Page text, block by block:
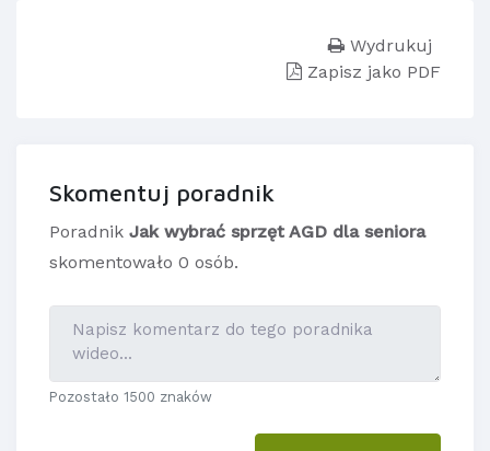
Wydrukuj
Zapisz jako PDF
Skomentuj poradnik
Poradnik Jak wybrać sprzęt AGD dla seniora
skomentowało 0 osób.
Pozostało 1500 znaków